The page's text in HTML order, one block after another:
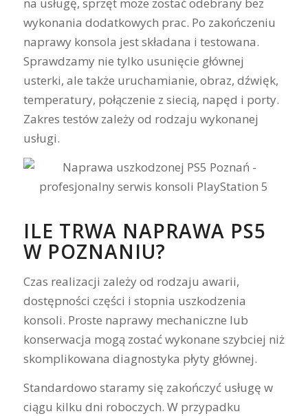
wykonania dodatkowych prac. Po zakończeniu
naprawy konsola jest składana i testowana.
Sprawdzamy nie tylko usunięcie głównej
usterki, ale także uruchamianie, obraz, dźwięk,
temperatury, połączenie z siecią, napęd i porty.
Zakres testów zależy od rodzaju wykonanej
usługi.
ILE TRWA NAPRAWA PS5
W POZNANIU?
Czas realizacji zależy od rodzaju awarii,
dostępności części i stopnia uszkodzenia
konsoli. Proste naprawy mechaniczne lub
konserwacja mogą zostać wykonane szybciej niż
skomplikowana diagnostyka płyty głównej.
Standardowo staramy się zakończyć usługę w
ciągu kilku dni roboczych. W przypadku